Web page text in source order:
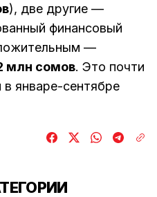
), две другие —
финансовый
—
млн сомов. Это почти
январе-сентябре